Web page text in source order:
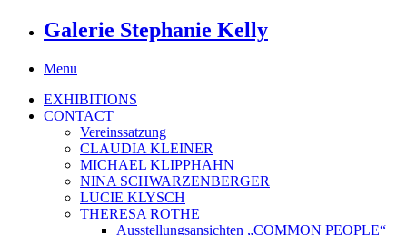
Galerie Stephanie Kelly
Menu
EXHIBITIONS
CONTACT
Vereinssatzung
CLAUDIA KLEINER
MICHAEL KLIPPHAHN
NINA SCHWARZENBERGER
LUCIE KLYSCH
THERESA ROTHE
Ausstellungsansichten „COMMON PEOPLE“